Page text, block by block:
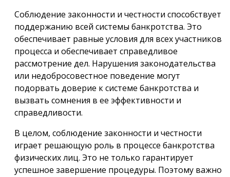
Соблюдение законности и честности способствует
поддержанию всей системы банкротства. Это
обеспечивает равные условия для всех участников
процесса и обеспечивает справедливое
рассмотрение дел. Нарушения законодательства
или недобросовестное поведение могут
подорвать доверие к системе банкротства и
вызвать сомнения в ее эффективности и
справедливости.
В целом, соблюдение законности и честности
играет решающую роль в процессе банкротства
физических лиц. Это не только гарантирует
успешное завершение процедуры. Поэтому важно